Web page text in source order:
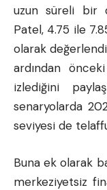
uzun süreli bir
Patel, 4.75 ile
olarak
ardından
izlediğini
senaryolarda
seviyesi de
Buna ek olarak
merkeziyetsiz